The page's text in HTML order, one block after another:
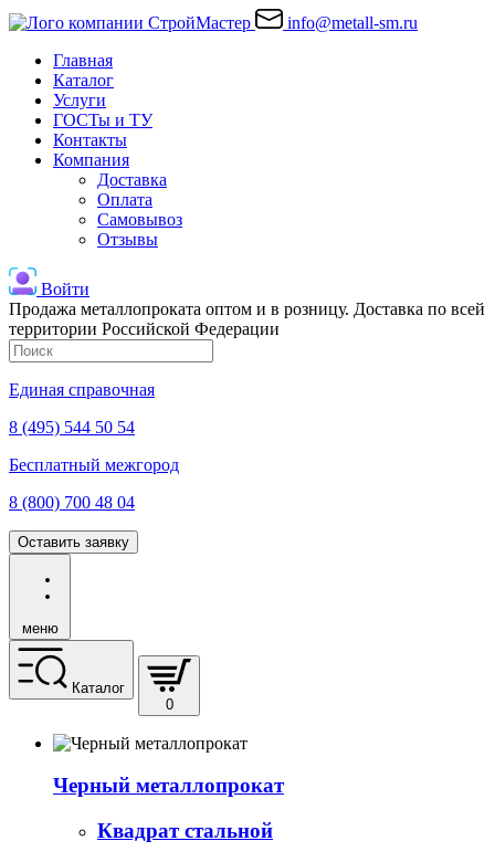
info@metall-sm.ru
Главная
Каталог
Услуги
ГОСТы и ТУ
Контакты
Компания
Доставка
Оплата
Самовывоз
Отзывы
Войти
Продажа металлопроката оптом и в розницу. Доставка по всей
территории Российской Федерации
Единая справочная
8 (495) 544 50 54
Бесплатный межгород
8 (800) 700 48 04
Оставить заявку
меню
Каталог
0
Черный металлопрокат
Квадрат стальной